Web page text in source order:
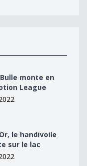
Bulle monte en
League
sur le lac
le handivoile
sur le lac